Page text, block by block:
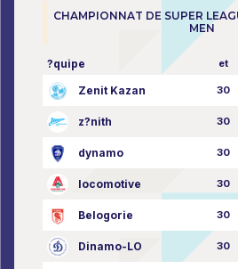
CHAMPIONNAT DE SUPER
MEN
?quipe et
Zenit Kazan 30
z?nith 30
dynamo 30
locomotive 30
Belogorie 30
Dinamo-LO 30